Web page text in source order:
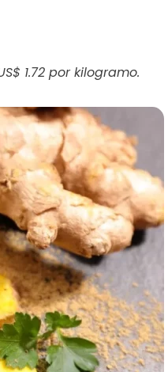
1.72 por kilogramo.